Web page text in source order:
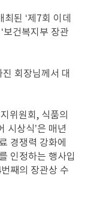
된 ‘제7회 이데
보건복지부 장관
회장님께서 대
위원회, 식품의
시상식’은 매년
경쟁력 강화에
인정하는 행사입
째의 장관상 수